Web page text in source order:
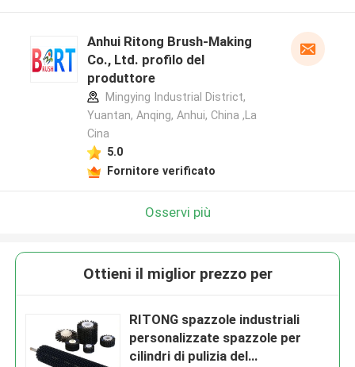
Anhui Ritong Brush-Making
Co., Ltd. profilo del
produttore
Mingying Industrial District,
Yuantan, Anqing, Anhui, China ,La
Cina
5.0
Fornitore verificato
Osservi più
Ottieni il miglior prezzo per
RITONG spazzole industriali
personalizzate spazzole per
cilindri di pulizia del